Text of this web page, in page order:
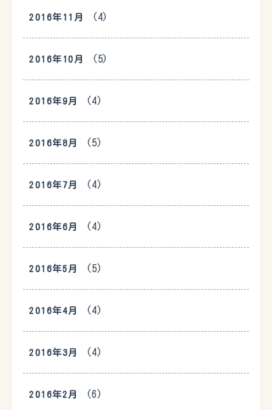
2016年11月 (4)
2016年10月 (5)
2016年9月 (4)
2016年8月 (5)
2016年7月 (4)
2016年6月 (4)
2016年5月 (5)
2016年4月 (4)
2016年3月 (4)
2016年2月 (6)